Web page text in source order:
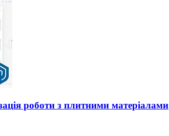
роботи з плитними матеріалами